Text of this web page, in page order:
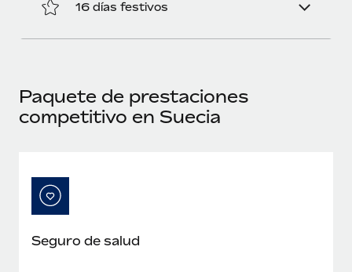
Más información
16 días festivos
Paquete de prestaciones
competitivo en Suecia
Seguro de salud